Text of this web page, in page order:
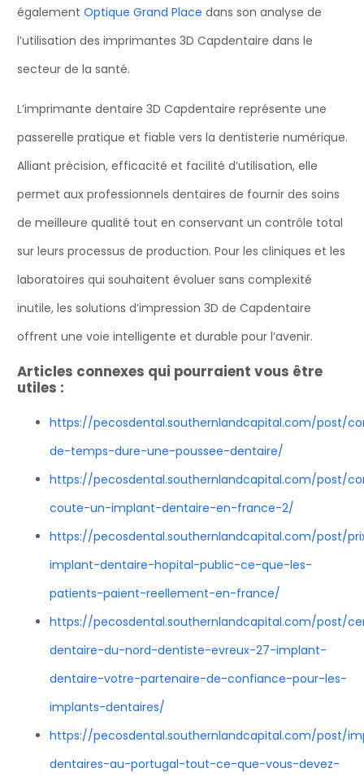
également Optique Grand Place dans son analyse de
l’utilisation des imprimantes 3D Capdentaire dans le
secteur de la santé.
L’imprimante dentaire 3D Capdentaire représente une
passerelle pratique et fiable vers la dentisterie numérique.
Alliant précision, efficacité et facilité d’utilisation, elle
permet aux professionnels dentaires de fournir des soins
de meilleure qualité tout en conservant un contrôle total
sur leurs processus de production. Pour les cliniques et les
laboratoires qui souhaitent évoluer sans complexité
inutile, les solutions d’impression 3D de Capdentaire
offrent une voie intelligente et durable pour l’avenir.
Articles connexes qui pourraient vous être
utiles :
https://pecosdental.southernlandcapital.com/post/
de-temps-dure-une-poussee-dentaire/
https://pecosdental.southernlandcapital.com/post/
coute-un-implant-dentaire-en-france-2/
https://pecosdental.southernlandcapital.com/post/
implant-dentaire-hopital-public-ce-que-les-
patients-paient-reellement-en-france/
https://pecosdental.southernlandcapital.com/post/
dentaire-du-nord-dentiste-evreux-27-implant-
dentaire-votre-partenaire-de-confiance-pour-les-
implants-dentaires/
https://pecosdental.southernlandcapital.com/post/
dentaires-au-portugal-tout-ce-que-vous-devez-